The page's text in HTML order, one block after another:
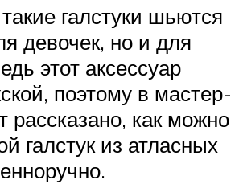
галстуки шьются
девочек, но и для
этот аксессуар
поэтому в мастер-
рассказано, как можно
галстук из атласных